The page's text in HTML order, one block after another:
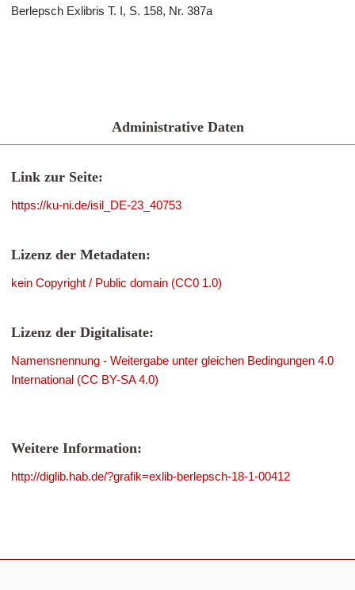
Berlepsch Exlibris T. I, S. 158, Nr. 387a
Administrative Daten
Link zur Seite:
https://ku-ni.de/isil_DE-23_40753
Lizenz der Metadaten:
kein Copyright / Public domain (CC0 1.0)
Lizenz der Digitalisate:
Namensnennung - Weitergabe unter gleichen Bedingungen 4.0
International (CC BY-SA 4.0)
Weitere Information:
http://diglib.hab.de/?grafik=exlib-berlepsch-18-1-00412